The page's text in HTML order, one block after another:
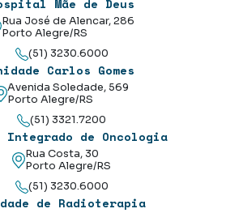
Mãe de Deus
Rua José de Alencar, 286
Porto Alegre/RS
(51) 3230.6000
Carlos Gomes
Avenida Soledade, 569
Porto Alegre/RS
(51) 3321.7200
Integrado de Oncologia
Rua Costa, 30
Porto Alegre/RS
(51) 3230.6000
de Radioterapia